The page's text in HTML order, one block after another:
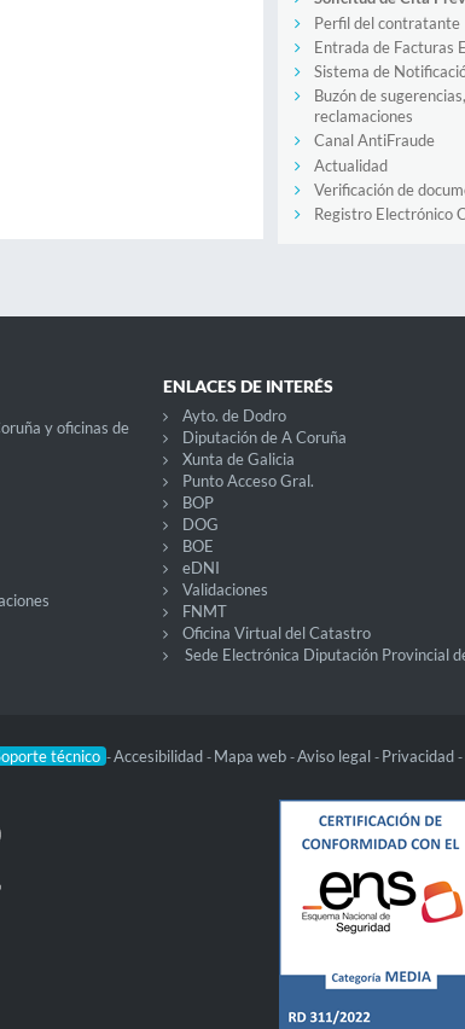
Perfil del contratante
Entrada de Facturas
Sistema de
Buzón de
reclamaciones
Canal AntiFraude
Actualidad
Verificación de
Registro Electrónico
y oficinas de
ENLACES DE INTERÉS
Ayto. de Dodro
Diputación de A Coruña
Xunta de Galicia
Punto Acceso Gral.
BOP
DOG
BOE
eDNI
Validaciones
FNMT
Oficina Virtual del Catastro
Sede Electrónica Diputación Provincial
técnico -Accesibilidad - Mapa web -Aviso legal - Privacidad -